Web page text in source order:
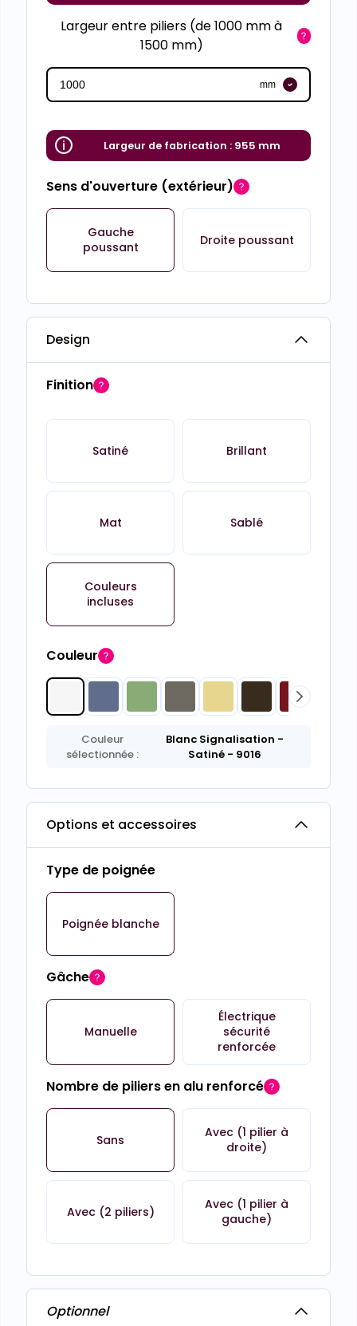
Largeur entre piliers (de 1000 mm à
1500 mm)
mm
Largeur de fabrication : 955 mm
Sens d'ouverture (extérieur)
Gauche
poussant
Droite poussant
Design
Finition
Satiné Brillant
Mat Sablé
Couleurs
incluses
Couleur
Couleur
sélectionnée :
Blanc Signalisation -
Satiné - 9016
Options et accessoires
Type de poignée
Poignée blanche
Gâche
Manuelle
Électrique
sécurité
renforcée
Nombre de piliers en alu renforcé
Sans
Avec (1 pilier à
droite)
Avec (2 piliers)
Avec (1 pilier à
gauche)
Optionnel